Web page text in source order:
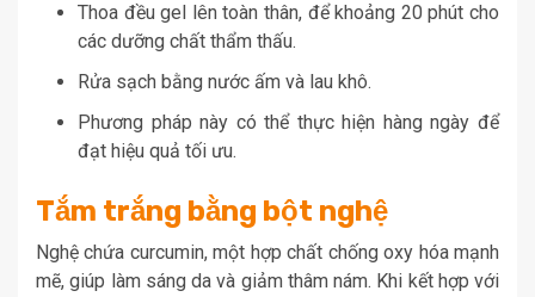
Thoa đều gel lên toàn thân, để khoảng 20 phút cho
các dưỡng chất thẩm thấu.
Rửa sạch bằng nước ấm và lau khô.
Phương pháp này có thể thực hiện hàng ngày để
đạt hiệu quả tối ưu.
Tắm trắng bằng bột nghệ
Nghệ chứa curcumin, một hợp chất chống oxy hóa mạnh
mẽ, giúp làm sáng da và giảm thâm nám. Khi kết hợp với